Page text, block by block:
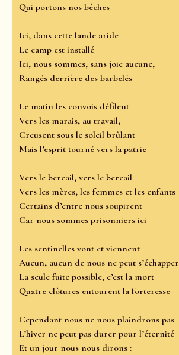
Qui portons nos bêches
Ici, dans cette lande aride
Le camp est installé
Ici, nous sommes, sans joie aucune,
Rangés derrière des barbelés
Le matin les convois défilent
Vers les marais, au travail,
Creusent sous le soleil brûlant
Mais l’esprit tourné vers la patrie
Vers le bercail, vers le bercail
Vers les mères, les femmes et les enfants
Certains d’entre nous soupirent
Car nous sommes prisonniers ici
Les sentinelles vont et viennent
Aucun, aucun de nous ne peut s’échapper
La seule fuite possible, c’est la mort
Quatre clôtures entourent la forteresse
Cependant nous ne nous plaindrons pas
L’hiver ne peut pas durer pour l’éternité
Et un jour nous nous dirons :